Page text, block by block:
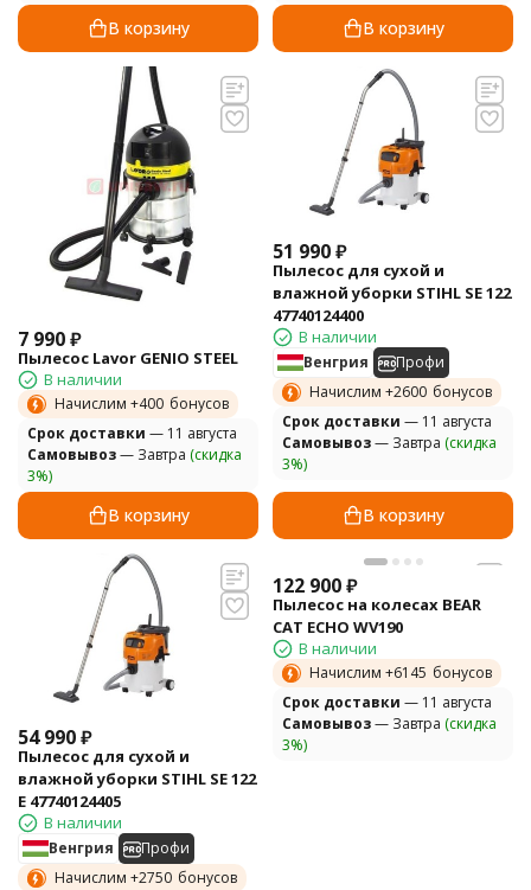
В корзину В корзину
7 990₽
Пылесос Lavor GENIO STEEL
В наличии
Начислим +400 бонусов
Cрок доставки — 11 августа
Самовывоз— Завтра (скидка
3%)
В корзину
51 990₽
Пылесос для сухой и
влажной уборки STIHL SE 122
47740124400
В наличии
Венгрия
Профи
Начислим +2600 бонусов
Cрок доставки — 11 августа
Самовывоз— Завтра (скидка
3%)
В корзину
54 990₽
Пылесос для сухой и
влажной уборки STIHL SE 122
E 47740124405
В наличии
Венгрия
Профи
Начислим +2750 бонусов
122 900₽
Пылесос на колесах BEAR
CAT ECHO WV190
В наличии
Начислим +6145 бонусов
Cрок доставки — 11 августа
Самовывоз— Завтра (скидка
3%)